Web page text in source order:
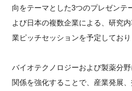
向をテーマとした3つのプレゼンテ
よび日本の複数企業による、研究
業ピッチセッションを予定しており
バイオテクノロジーおよび製薬分
関係を強化することで、産業発展